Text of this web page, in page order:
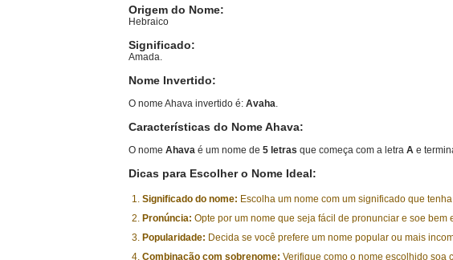
Origem do Nome:
Hebraico
Significado:
Amada.
Nome Invertido:
O nome Ahava invertido é: Avaha.
Características do Nome Ahava:
O nome Ahava é um nome de 5 letras que começa com a letra A e
Dicas para Escolher o Nome Ideal:
Significado do nome: Escolha um nome com um significado que
Pronúncia: Opte por um nome que seja fácil de pronunciar e soe bem
Popularidade: Decida se você prefere um nome popular ou mais
Combinação com sobrenome: Verifique como o nome escolhido soa